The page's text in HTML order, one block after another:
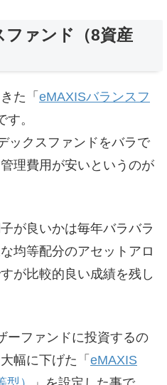
ファンド（8資産
た「 eMAXISバランスフ
す。
ックスファンドをバラで
理費用が安いというのが
が良いかは毎年バラバラ
均等配分のアセットアロ
が比較的良い成績を残し
ーファンドに投資するの
幅に下げた「 eMAXIS